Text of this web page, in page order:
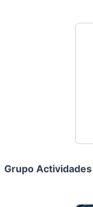
Grupo Actividades